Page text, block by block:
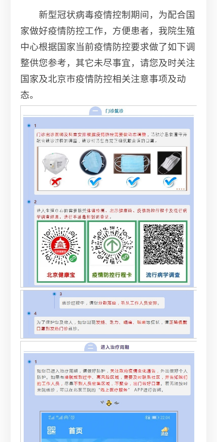
新型冠状病毒疫情控制期间，为配合国
家做好疫情防控工作，方便患者，我院生殖
中心根据国家当前疫情防控要求做了如下调
整供您参考，其它未尽事宜，请您及时关注
国家及北京市疫情防控相关注意事项及动
态。